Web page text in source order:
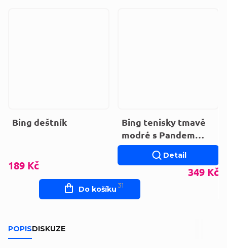
Bing deštník
189 Kč
Do košíku
Bing tenisky tmavě
modré s Pandem
860-841
349 Kč
Detail
31
POPISDISKUZE